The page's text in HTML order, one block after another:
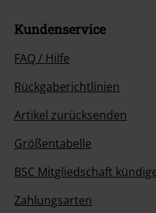
Kundenservice
FAQ / Hilfe
Rückgaberichtlinien
Artikel zurücksenden
Größentabelle
BSC Mitgliedschaft
Zahlungsarten